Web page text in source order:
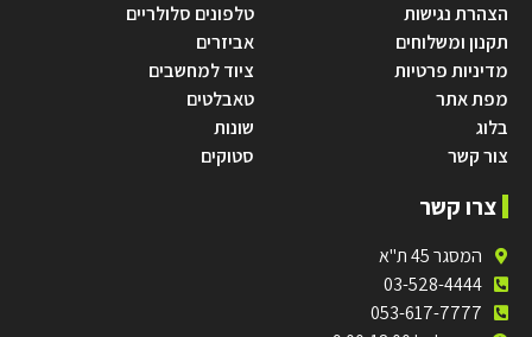
הצהרת נגישות
תקנון ומשלוחים
מדיניות פרטיות
מפת אתר
בלוג
צור קשר
טלפונים סלולריים
אביזרים
ציוד למחשבים
טאבלטים
שונות
סטוקים
צרו קשר
המסגר 45 ת"א
03-528-4444
053-617-7777